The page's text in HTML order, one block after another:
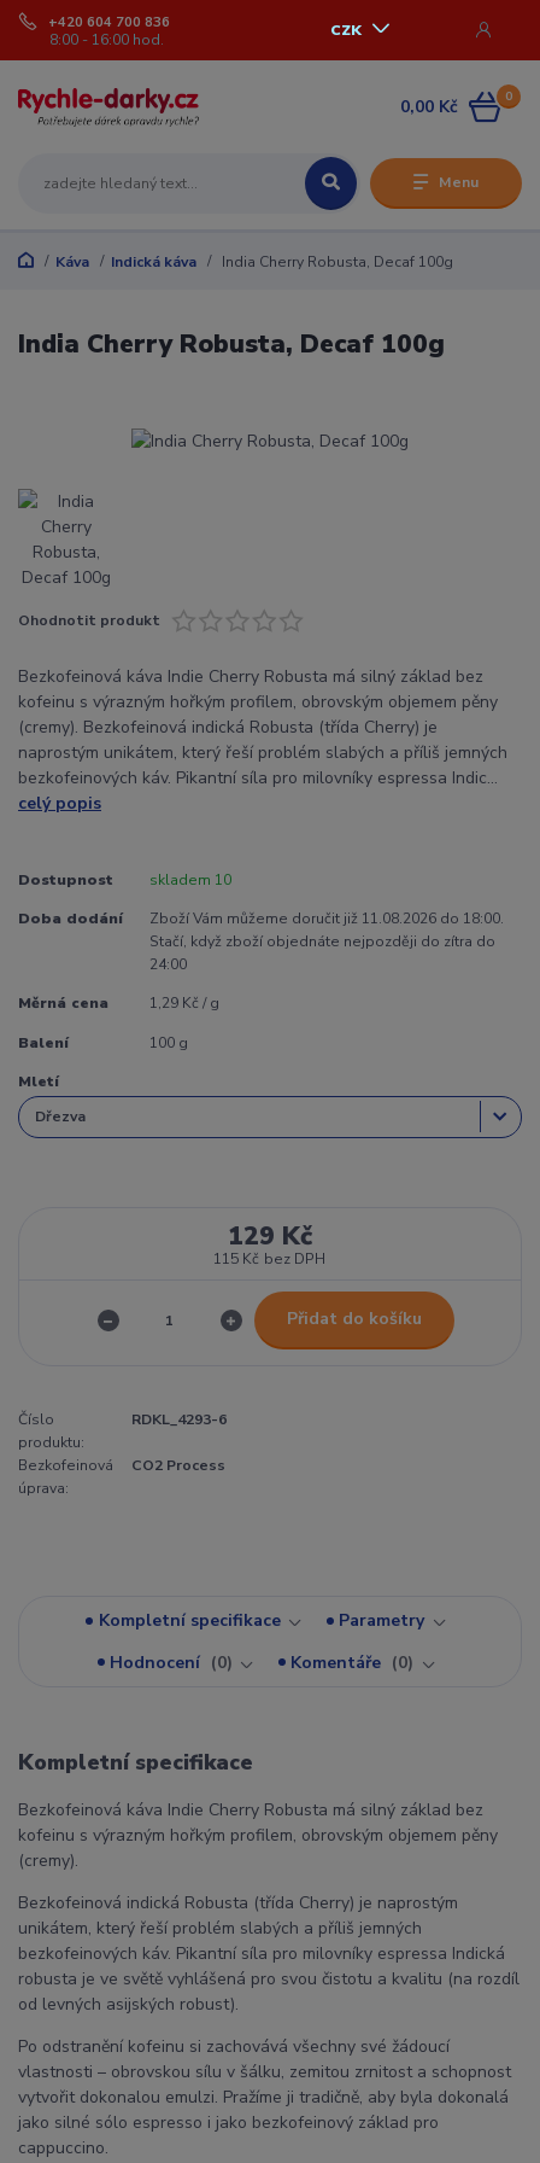
Menu
CZK
+420 604 700 836
8:00 - 16:00 hod.
0
0,00 Kč
Káva Indická káva India Cherry Robusta, Decaf 100g
India Cherry Robusta, Decaf 100g
Ohodnotit produkt
Bezkofeinová káva Indie Cherry Robusta má silný základ bez
kofeinu s výrazným hořkým profilem, obrovským objemem pěny
(cremy). Bezkofeinová indická Robusta (třída Cherry) je
naprostým unikátem, který řeší problém slabých a příliš jemných
bezkofeinových káv. Pikantní síla pro milovníky espressa Indic...
celý popis
Dostupnost skladem 10
Doba dodání
Zboží Vám můžeme doručit již 11.08.2026 do 18:00.
Stačí, když zboží objednáte nejpozději do zítra do
24:00
Měrná cena 1,29 Kč / g
Balení 100 g
Mletí
129 Kč
115 Kč bez DPH
Přidat do košíku
Číslo
produktu:
RDKL_4293-6
Bezkofeinová
úprava:
CO2 Process
Kompletní specifikace
Parametry
Hodnocení
0 Komentáře 0
Kompletní specifikace
Bezkofeinová káva Indie Cherry Robusta má silný základ bez
kofeinu s výrazným hořkým profilem, obrovským objemem pěny
(cremy).
Bezkofeinová indická Robusta (třída Cherry) je naprostým
unikátem, který řeší problém slabých a příliš jemných
bezkofeinových káv. Pikantní síla pro milovníky espressa Indická
robusta je ve světě vyhlášená pro svou čistotu a kvalitu (na rozdíl
od levných asijských robust).
Po odstranění kofeinu si zachovává všechny své žádoucí
vlastnosti – obrovskou sílu v šálku, zemitou zrnitost a schopnost
vytvořit dokonalou emulzi. Pražíme ji tradičně, aby byla dokonalá
jako silné sólo espresso i jako bezkofeinový základ pro
cappuccino.